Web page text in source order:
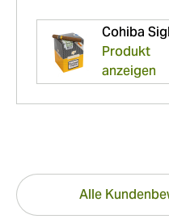
Cohiba
Produkt
anzeigen
Alle